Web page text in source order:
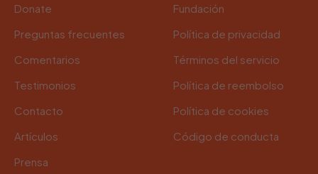
Donate
Preguntas frecuentes
Comentarios
Testimonios
Contacto
Artículos
Prensa
Fundación
Política de privacidad
Términos del servicio
Política de reembolso
Política de cookies
Código de conducta